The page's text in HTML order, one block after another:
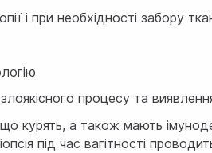
і при необхідності забору
процесу та
курять, а також мають
під час вагітності